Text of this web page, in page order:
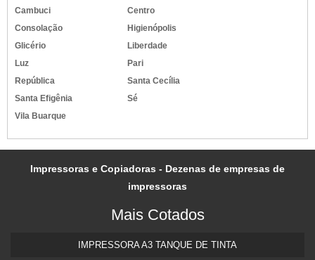
RIBBONS PARA IMPRESSÃO SP
RIBBON IMPRESSORA ZEBRA SP
FORNECEDOR DE RIBBON SP
Cambuci
Centro
Consolação
Higienópolis
Glicério
Liberdade
Luz
Pari
República
Santa Cecília
Santa Efigênia
Sé
Vila Buarque
Impressoras e Copiadoras - Dezenas de empresas de
impressoras
Mais Cotados
IMPRESSORA A3 TANQUE DE TINTA​